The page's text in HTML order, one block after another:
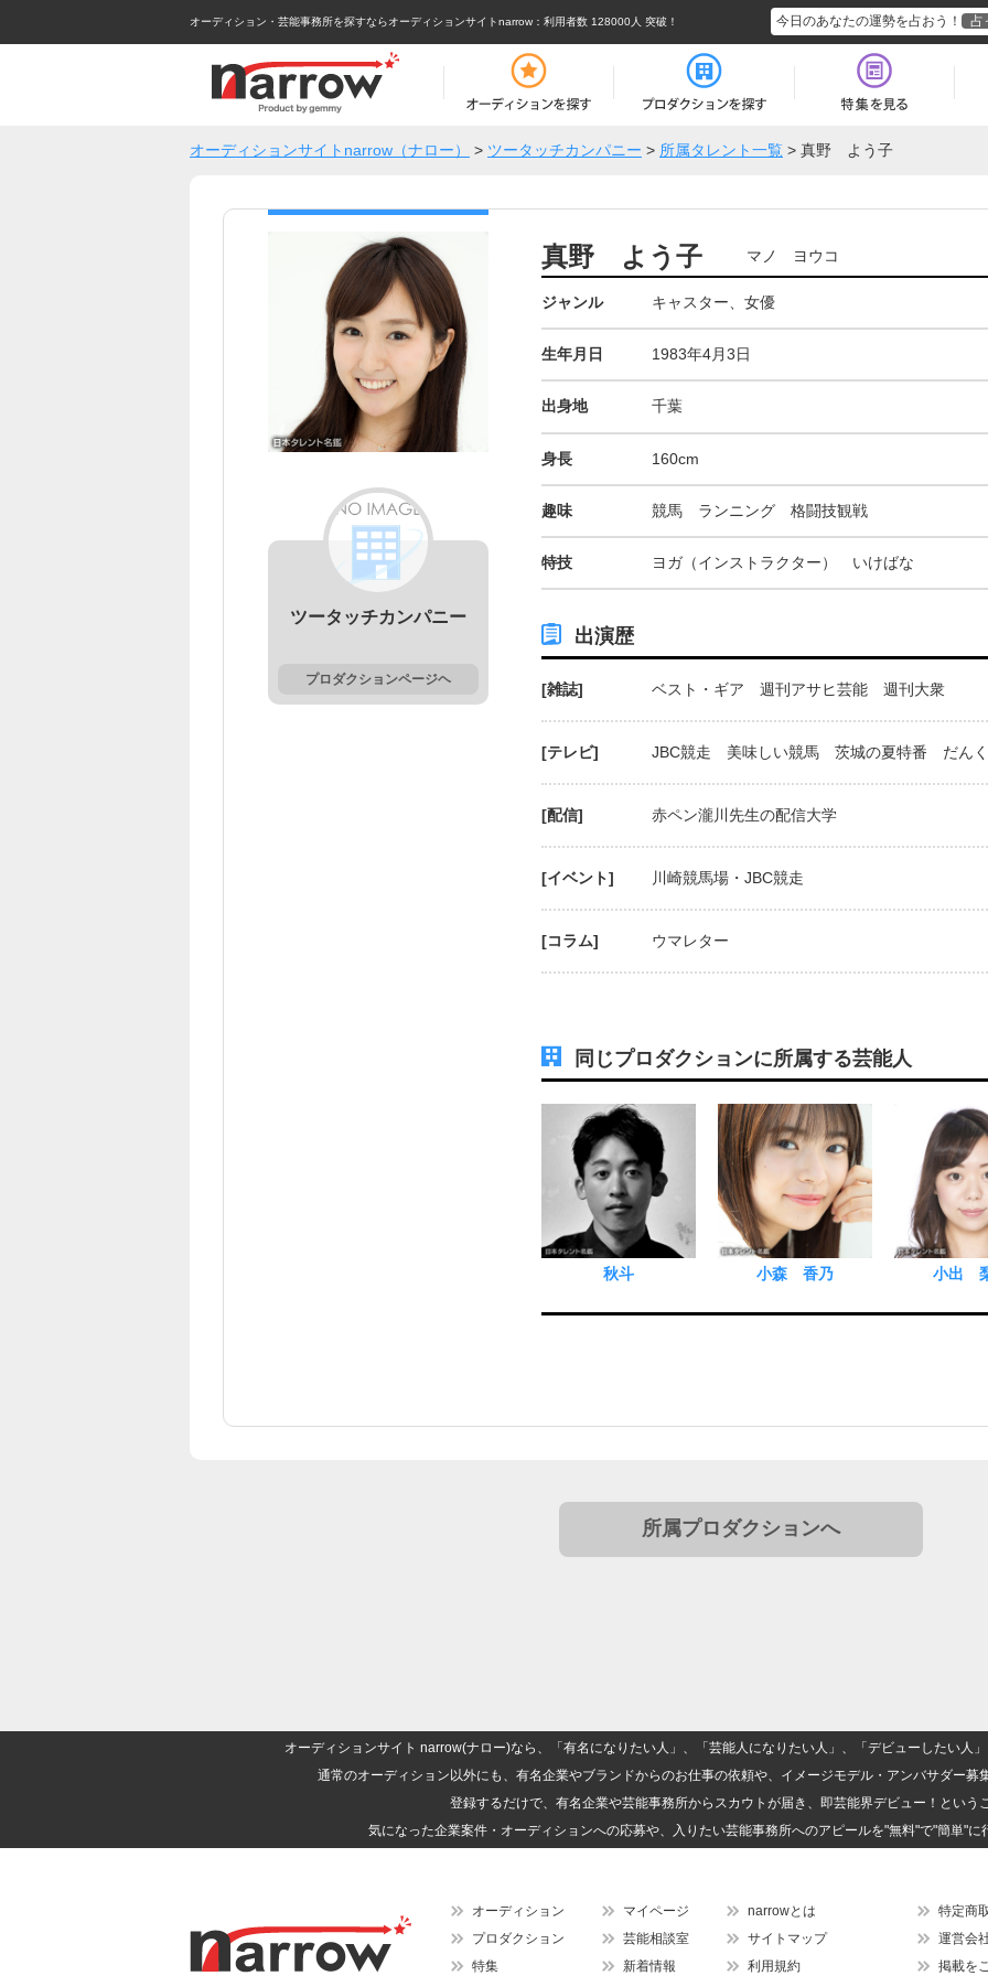
オーディション・芸能事務所を探すならオーディションサイトnarrow ：利用者数 128000人 突破！ 今日のあなたの運勢を占おう！ 占
オーディションサイトnarrow（ナロー） > ツータッチカンパニー > 所属タレント一覧 > 真野 よう子
ツータッチカンパニー
プロダクションページヘ
真野 よう子 マノ ヨウコ
ジャンル キャスター、女優
生年月日 1983年4月3日
出身地 千葉
身長 160cm
趣味 競馬 ランニング 格闘技観戦
特技 ヨガ（インストラクター） いけばな
出演歴
[雑誌] ベスト・ギア 週刊アサヒ芸能 週刊大衆
[テレビ] JBC競走 美味しい競馬 茨城の夏特番 だん
[配信] 赤ペン瀧川先生の配信大学
[イベント] 川崎競馬場・JBC競走
[コラム] ウマレター
同じプロダクションに所属する芸能人
秋斗 小森 香乃 小出
所属プロダクションへ
オーディションサイト narrow(ナロー)なら、「有名になりたい人」、「芸能人になりたい人」、「デビューしたい人
通常のオーディション以外にも、有名企業やブランドからのお仕事の依頼や、イメージモデル・アンバサダー募
登録するだけで、有名企業や芸能事務所からスカウトが届き、即芸能界デビュー！という
気になった企業案件・オーディションへの応募や、入りたい芸能事務所へのアピールを"無料"で"簡単"に
オーディション
プロダクション
特集
マイページ
芸能相談室
新着情報
narrowとは
サイトマップ
利用規約
特定商
運営会
掲載を